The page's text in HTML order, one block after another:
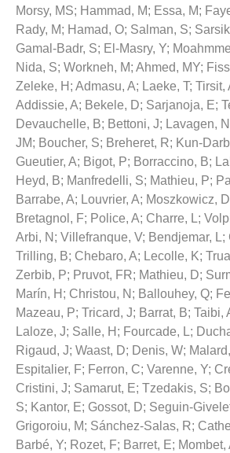
Morsy, MS; Hammad, M; Essa, M;
Rady, M; Hamad, O; Salman, S;
Gamal-Badr, S; El-Masry, Y;
Nida, S; Workneh, M; Ahmed, MY;
Zeleke, H ; Admasu, A; Laeke, T; Tirsit,
Addissie, A; Bekele, D; Sarjanoja, E;
Devauchelle, B; Bettoni, J; Lavagen, N
JM; Boucher, S; Breheret, R; Kun-
Gueutier, A; Bigot, P; Borraccino, B;
Heyd, B; Manfredelli, S; Mathieu, P;
Barrabe, A; Louvrier, A; Moszkowicz,
Bretagnol, F; Police, A; Charre, L;
Arbi, N ; Villefranque, V; Bendjemar, L;
Trilling, B; Chebaro, A; Lecolle, K;
Zerbib, P; Pruvot, FR; Mathieu, D;
Marín, H ; Christou, N ; Ballouhey, Q;
Mazeau, P; Tricard, J; Barrat, B; Taibi,
Laloze, J; Salle, H ; Fourcade, L;
Rigaud, J; Waast, D; Denis, W;
Espitalier, F; Ferron, C; Varenne, Y;
Cristini, J; Samarut, E; Tzedakis, S;
S; Kantor, E; Gossot, D; Seguin-
Grigoroiu, M; Sánchez-Salas, R;
Barbé, Y; Rozet, F; Barret, E; Mombet,